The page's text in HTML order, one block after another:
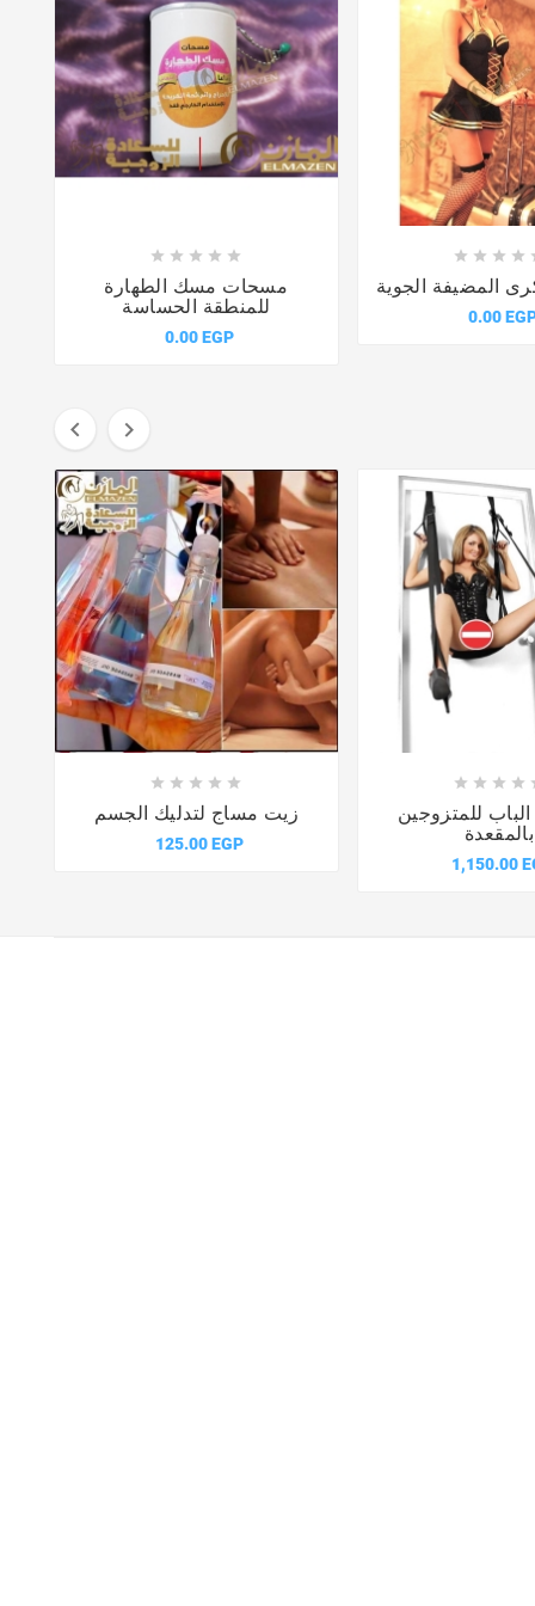
 
    
مسحات مسك الطهارة
للمنطقة الحساسة
0.00 EGP
 
   
المضيفة الجوية
0.00
 
 
    
زيت مساج لتدليك الجسم
125.00 EGP
 
   
للمتزوجين
بالمقعدة
1,150.00